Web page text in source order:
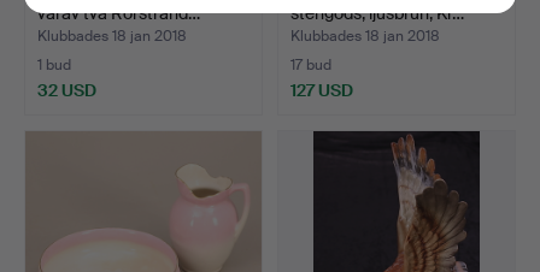
varav två Rörstrand…
Klubbades 18 jan 2018
1 bud
32 USD
stengods, ljusbrun, Kr…
Klubbades 18 jan 2018
17 bud
127 USD